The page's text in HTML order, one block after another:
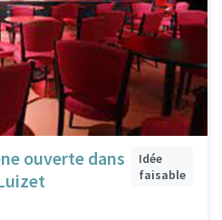
ouverte dans
Idée
faisable